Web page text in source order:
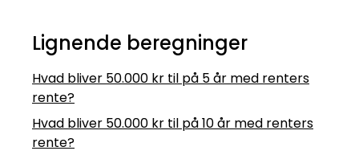
Lignende beregninger
Hvad bliver 50.000 kr til på 5 år med renters
rente?
Hvad bliver 50.000 kr til på 10 år med renters
rente?